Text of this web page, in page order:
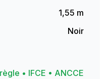
1,55 m
Noir
• IFCE • ANCCE